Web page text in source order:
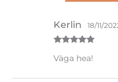
5/ 5
Kerlin 18/11/
Väga hea!